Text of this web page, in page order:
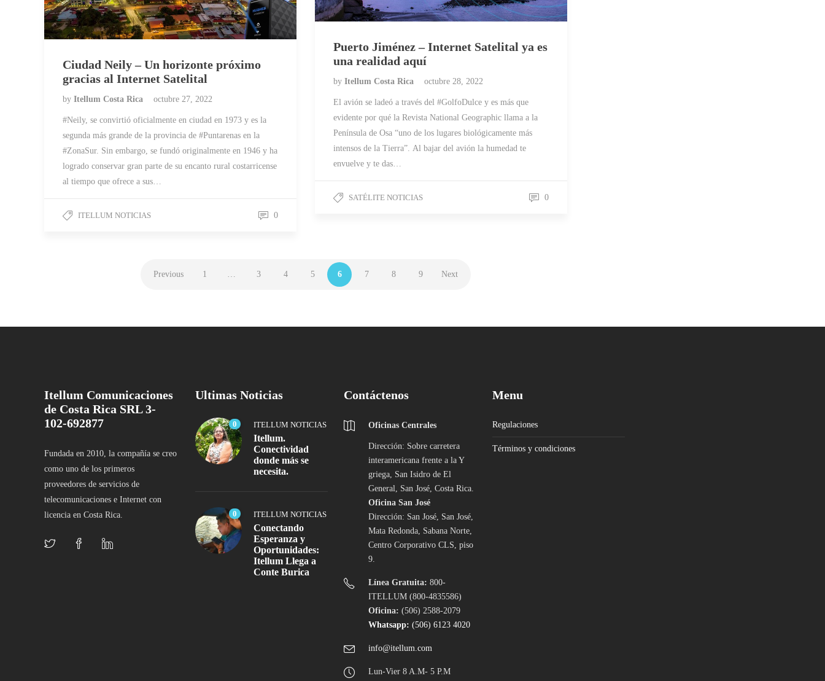
Puerto Jiménez – Internet Satelital ya es
una realidad aquí
by Itellum Costa Rica octubre 28, 2022
El avión se ladeó a través del #GolfoDulce y es más que
evidente por qué la Revista National Geographic llama a la
Península de Osa “uno de los lugares biológicamente más
intensos de la Tierra”. Al bajar del avión la humedad te
envuelve y te das…
SATÉLITE NOTICIAS 0
Ciudad Neily – Un horizonte próximo
gracias al Internet Satelital
by Itellum Costa Rica octubre 27, 2022
#Neily, se convirtió oficialmente en ciudad en 1973 y es la
segunda más grande de la provincia de #Puntarenas en la
#ZonaSur. Sin embargo, se fundó originalmente en 1946 y ha
logrado conservar gran parte de su encanto rural costarricense
al tiempo que ofrece a sus…
ITELLUM NOTICIAS 0
Previous 1 … 3 4 5 6 7 8 9 Next
Itellum Comunicaciones
de Costa Rica SRL 3-
102-692877
Fundada en 2010, la compañía se creo
como uno de los primeros
proveedores de servicios de
telecomunicaciones e Internet con
licencia en Costa Rica.
Ultimas Noticias
0 ITELLUM NOTICIAS
Itellum.
Conectividad
donde más se
necesita.
0 ITELLUM NOTICIAS
Conectando
Esperanza y
Oportunidades:
Itellum Llega a
Conte Burica
Contáctenos
Oficinas Centrales
Dirección: Sobre carretera
interamericana frente a la Y
griega, San Isidro de El
General, San José, Costa Rica.
Oficina San José
Dirección: San José, San José,
Mata Redonda, Sabana Norte,
Centro Corporativo CLS, piso
9.
Línea Gratuita: 800-
ITELLUM (800-4835586)
Oficina: (506) 2588-2079
Whatsapp: (506) 6123 4020
info@itellum.com
Lun-Vier 8 A.M- 5 P.M
Menu
Regulaciones
Términos y condiciones